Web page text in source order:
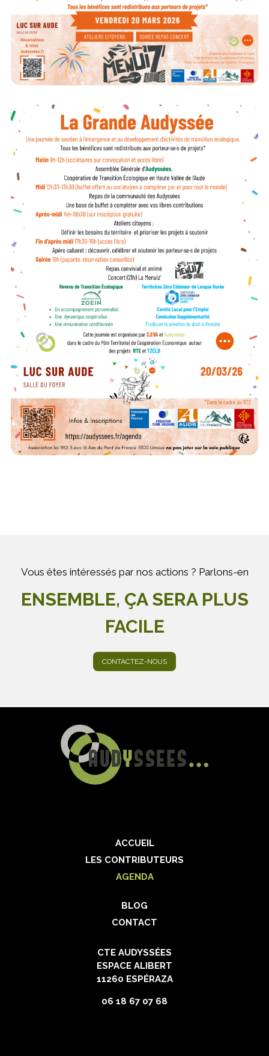
Vous êtes intéressés par nos actions ? Parlons-en
ENSEMBLE, ÇA SERA PLUS
FACILE
CONTACTEZ-NOUS
ACCUEIL
LES CONTRIBUTEURS
AGENDA
BLOG
CONTACT
CTE AUDYSSÉES
ESPACE ALIBERT
11260 ESPÉRAZA
06 18 67 07 68